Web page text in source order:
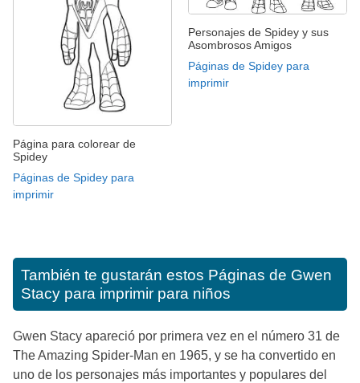
Página para colorear de
Spidey
Páginas de Spidey para
imprimir
Personajes de Spidey y sus
Asombrosos Amigos
Páginas de Spidey para
imprimir
También te gustarán estos Páginas de Gwen
Stacy para imprimir para niños
Gwen Stacy apareció por primera vez en el número 31 de
The Amazing Spider-Man en 1965, y se ha convertido en
uno de los personajes más importantes y populares del